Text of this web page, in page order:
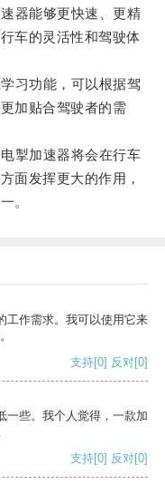
器能够更快速、更精
车的灵活性和驾驶体
习功能，可以根据驾
加贴合驾驶者的需
掣加速器将会在行车
面发挥更大的作用，
。
工作需求。我可以使用它来
支持[0] 反对[0]
一些。我个人觉得，一款加
支持[0] 反对[0]